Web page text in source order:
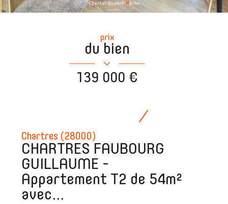
Chartres (28000)
CHARTRES FAUBOURG
GUILLAUME -
Appartement T2 de 54m²
avec...
prix
du bien
139 000 €